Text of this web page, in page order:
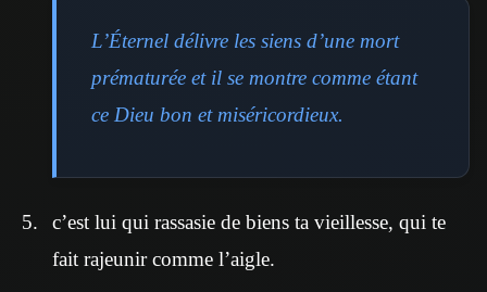
L’Éternel délivre les siens d’une mort
prématurée et il se montre comme étant
ce Dieu bon et miséricordieux.
c’est lui qui rassasie de biens ta vieillesse, qui te
fait rajeunir comme l’aigle.